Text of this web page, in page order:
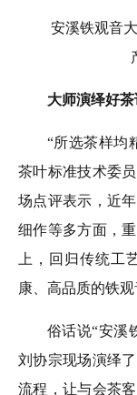
安溪铁观音
大师演绎好
“所选茶样均
茶叶标准技术委
场点评表示，近
细作等多方面，
上，回归传统工
康、高品质的铁
俗话说“安溪
刘协宗现场演绎
流程，让与会茶